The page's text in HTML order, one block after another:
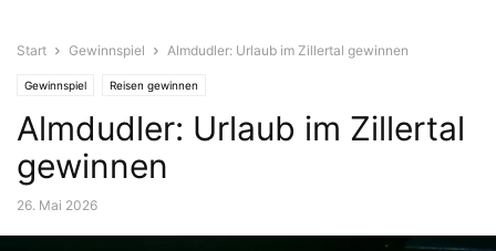
Start Gewinnspiel Almdudler: Urlaub im Zillertal gewinnen
Gewinnspiel Reisen gewinnen
Almdudler: Urlaub im Zillertal
gewinnen
26. Mai 2026